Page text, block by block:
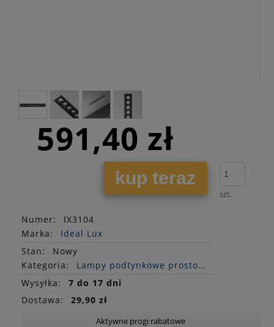
591,40 zł
kup teraz
szt.
Numer:
IX3104
Marka:
Ideal Lux
Stan:
Nowy
Kategoria:
Lampy podtynkowe prostokątne
Wysyłka:
7 do 17 dni
Dostawa:
29,90 zł
Aktywne progi rabatowe